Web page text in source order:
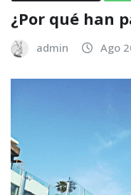
¿Por qué han
admin Ago